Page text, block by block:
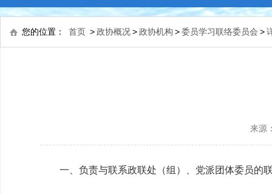
领导之窗 常委会议
您的位置： 首页 >政协概况>政协机构 >委员学习联络委员会 >
来源
一、负责与联系政联处（组）、党派团体委员的